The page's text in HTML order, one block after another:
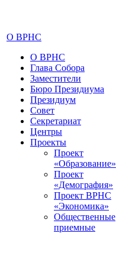
О ВРНС
О ВРНС
Глава Собора
Заместители
Бюро Президиума
Президиум
Совет
Секретариат
Центры
Проекты
Проект
«Образование»
Проект
«Демография»
Проект ВРНС
«Экономика»
Общественные
приемные